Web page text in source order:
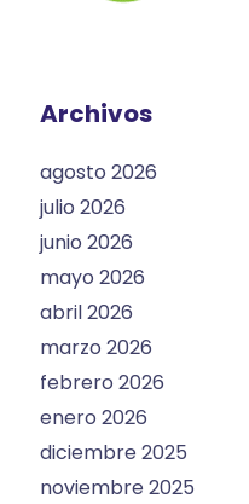
Archivos
agosto 2026
julio 2026
junio 2026
mayo 2026
abril 2026
marzo 2026
febrero 2026
enero 2026
diciembre 2025
noviembre 2025